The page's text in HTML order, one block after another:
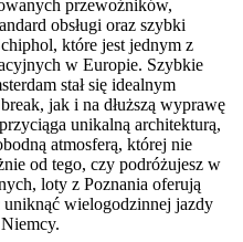
przewoźników,
obsługi oraz szybki
które jest jednym z
w Europie. Szybkie
stał się idealnym
jak i na dłuższą wyprawę
unikalną architekturą,
atmosferą, której nie
od tego, czy podróżujesz w
loty z Poznania oferują
wielogodzinnej jazdy